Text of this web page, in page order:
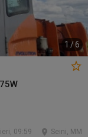
1 /6
Seini, MM
ieri, 09:59